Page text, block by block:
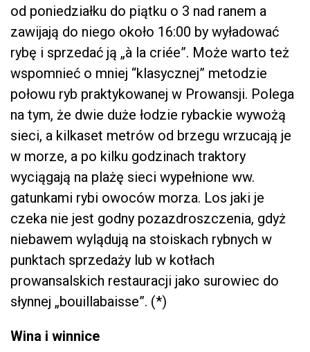
od poniedziałku do piątku o 3 nad ranem a
zawijają do niego około 16:00 by wyładować
rybę i sprzedać ją „à la criée”. Może warto też
wspomnieć o mniej “klasycznej” metodzie
połowu ryb praktykowanej w Prowansji. Polega
na tym, że dwie duże łodzie rybackie wywożą
sieci, a kilkaset metrów od brzegu wrzucają je
w morze, a po kilku godzinach traktory
wyciągają na plażę sieci wypełnione ww.
gatunkami rybi owoców morza. Los jaki je
czeka nie jest godny pozazdroszczenia, gdyż
niebawem wylądują na stoiskach rybnych w
punktach sprzedaży lub w kotłach
prowansalskich restauracji jako surowiec do
słynnej „bouillabaisse”. (*)
Wina i winnice